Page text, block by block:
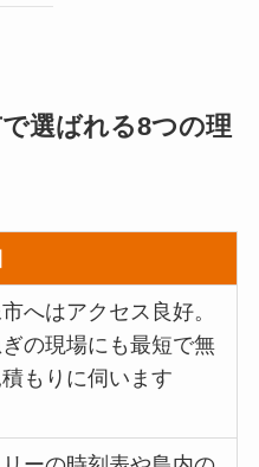
選ばれる8つの理
へはアクセス良好。
の現場にも最短で無
もりに伺います